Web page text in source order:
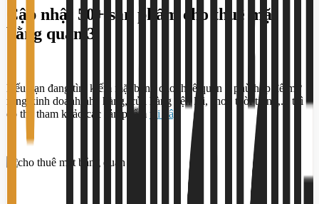
Cập nhật 50+ sản phẩm cho thuê mặt
bằng quận 3
Nếu bạn đang tìm kiếm mặt bằng cho thuê quận 3 phù hợp để mở
rộng kinh doanh nhà hàng, cửa hàng tiện lợi, shop thời trang,... thì
có thể tham khảo các sản phẩm tại đây